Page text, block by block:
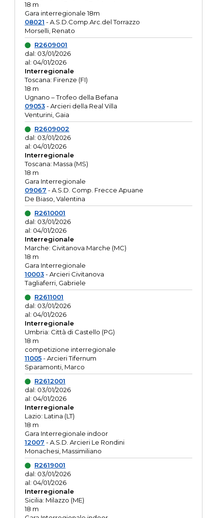
18 m
Gara interregionale 18m
08021 - A.S.D.Comp.Arc.del Torrazzo
Morselli, Renato
R2609001
dal: 03/01/2026
al: 04/01/2026
Interregionale
Toscana: Firenze (FI)
18 m
Ugnano – Trofeo della Befana
09053- Arcieri della Real Villa
Venturini, Gaia
R2609002
dal: 03/01/2026
al: 04/01/2026
Interregionale
Toscana: Massa (MS)
18 m
Gara Interregionale
09067 - A.S.D. Comp. Frecce Apuane
De Biaso, Valentina
R2610001
dal: 03/01/2026
al: 04/01/2026
Interregionale
Marche: Civitanova Marche (MC)
18 m
Gara Interregionale
10003- Arcieri Civitanova
Tagliaferri, Gabriele
R2611001
dal: 03/01/2026
al: 04/01/2026
Interregionale
Umbria: Città di Castello (PG)
18 m
competizione interregionale
11005- Arcieri Tifernum
Sparamonti, Marco
R2612001
dal: 03/01/2026
al: 04/01/2026
Interregionale
Lazio: Latina (LT)
18 m
Gara Interregionale indoor
12007 - A.S.D. Arcieri Le Rondini
Monachesi, Massimiliano
R2619001
dal: 03/01/2026
al: 04/01/2026
Interregionale
Sicilia: Milazzo (ME)
18 m